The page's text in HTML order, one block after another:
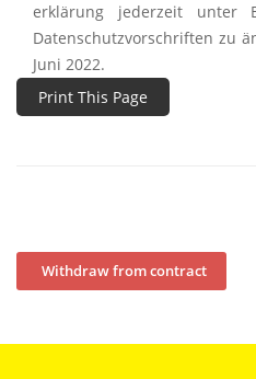
erklärung jederzeit unter
Datenschutz­vorschriften zu
Juni 2022.
Withdraw from contract